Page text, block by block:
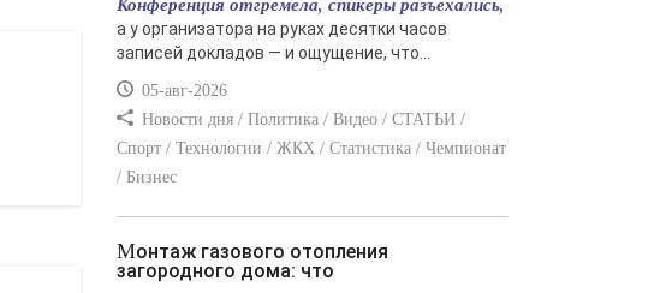
а у организатора на руках десятки часов
записей докладов — и ощущение, что...
05-авг-2026
Новости дня / Политика / Видео / СТАТЬИ /
Спорт / Технологии / ЖКХ / Статистика / Чемпионат
/ Бизнес
Монтаж газового отопления
загородного дома: что